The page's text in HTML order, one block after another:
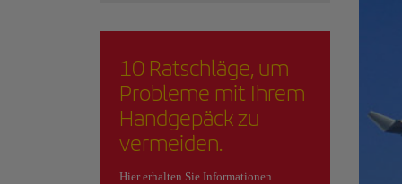
10 Ratschläge, um
Probleme mit Ihrem
Handgepäck zu
vermeiden.
Hier erhalten Sie Informationen